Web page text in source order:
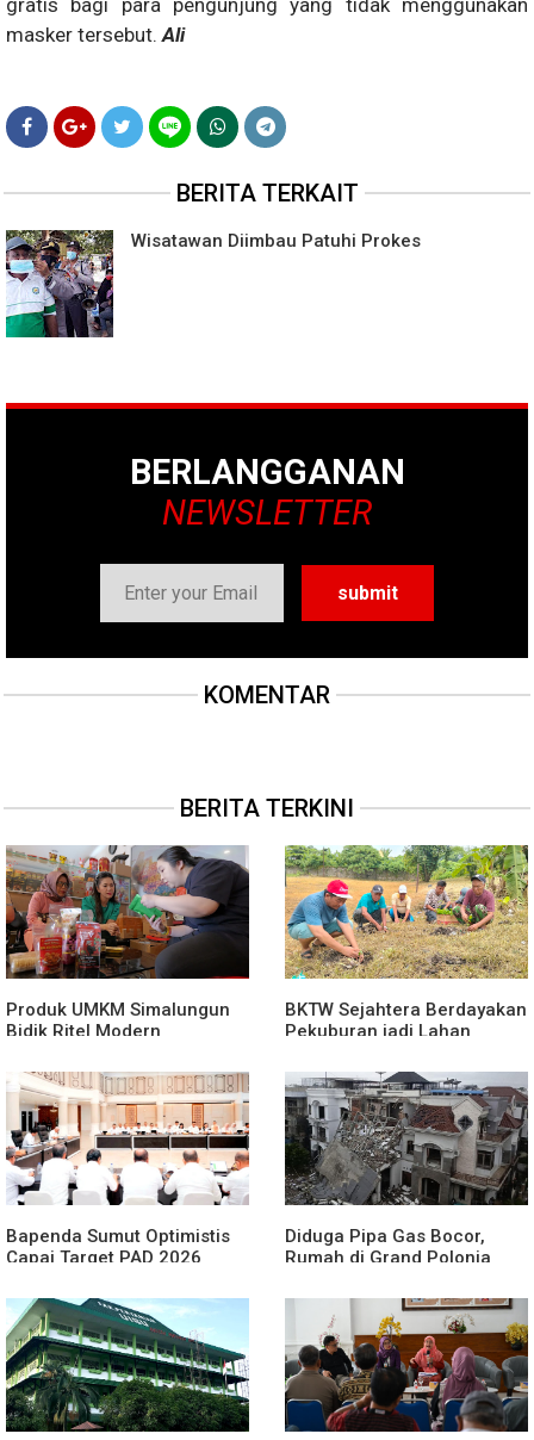
gratis bagi para pengunjung yang tidak menggunakan
masker tersebut.Ali
BERITA TERKAIT
Wisatawan Diimbau Patuhi Prokes
BERLANGGANAN
NEWSLETTER
KOMENTAR
BERITA TERKINI
Produk UMKM Simalungun
Bidik Ritel Modern
BKTW Sejahtera Berdayakan
Pekuburan jadi Lahan
Bapenda Sumut Optimistis
Capai Target PAD 2026
Diduga Pipa Gas Bocor,
Rumah di Grand Polonia